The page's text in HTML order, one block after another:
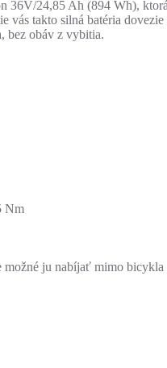
24,85 Ah (894 Wh),
vás takto silná batéria
bez obáv z vybitia.
Nm
ju nabíjať mimo bicykla